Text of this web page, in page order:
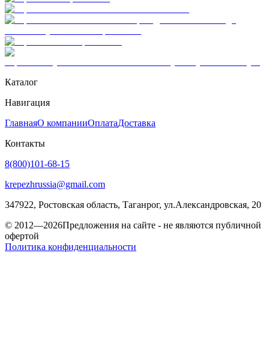
Каталог
Навигация
ГлавнаяО компанииОплатаДоставка
Контакты
8(800)101-68-15
krepezhrussia@gmail.com
347922, Ростовская область, Таганрог, ул.Александровская, 20
© 2012—2026Предложения на сайте - не являются публичной
офертой
Политика конфиденциальности